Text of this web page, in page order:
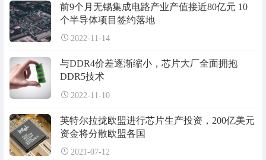
前9个月无锡集成电路产业产值接近80亿元 10
个半导体项目签约落地
2022-11-14
与DDR4价差逐渐缩小，芯片大厂全面拥抱
DDR5技术
2022-11-10
英特尔拉拢欧盟进行芯片生产投资，200亿美元
资金将分散欧盟各国
2021-07-12